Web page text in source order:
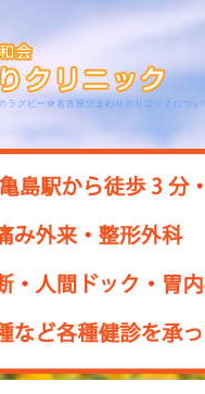
ラグビー＠名古屋ひまわりクリニックについ